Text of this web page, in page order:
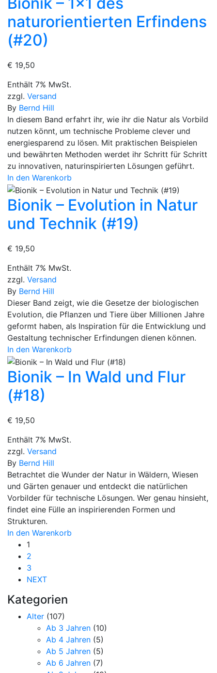
naturorientierten Erfindens
(#20)
€ 19,50
Enthält 7% MwSt.
zzgl. Versand
By Bernd Hill
In diesem Band erfahrt ihr, wie ihr die Natur als Vorbild
nutzen könnt, um technische Probleme clever und
energiesparend zu lösen. Mit praktischen Beispielen
und bewährten Methoden werdet ihr Schritt für Schritt
zu innovativen, naturinspirierten Lösungen geführt.
In den Warenkorb
Bionik – Evolution in Natur
und Technik (#19)
€ 19,50
Enthält 7% MwSt.
zzgl. Versand
By Bernd Hill
Dieser Band zeigt, wie die Gesetze der biologischen
Evolution, die Pflanzen und Tiere über Millionen Jahre
geformt haben, als Inspiration für die Entwicklung und
Gestaltung technischer Erfindungen dienen können.
In den Warenkorb
Bionik – In Wald und Flur
(#18)
€ 19,50
Enthält 7% MwSt.
zzgl. Versand
By Bernd Hill
Betrachtet die Wunder der Natur in Wäldern, Wiesen
und Gärten genauer und entdeckt die natürlichen
Vorbilder für technische Lösungen. Wer genau hinsieht,
findet eine Fülle an inspirierenden Formen und
Strukturen.
In den Warenkorb
1
2
3
NEXT
Kategorien
Alter (107)
Ab 3 Jahren (10)
Ab 4 Jahren (5)
Ab 5 Jahren (5)
Ab 6 Jahren (7)